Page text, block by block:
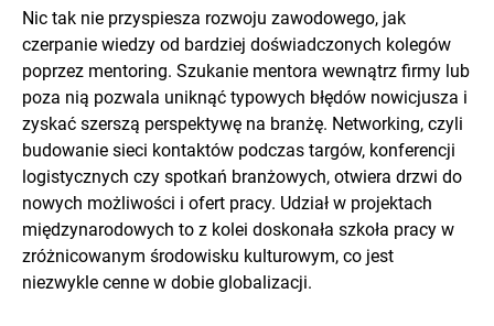
Nic tak nie przyspiesza rozwoju zawodowego, jak
czerpanie wiedzy od bardziej doświadczonych kolegów
poprzez mentoring. Szukanie mentora wewnątrz firmy lub
poza nią pozwala uniknąć typowych błędów nowicjusza i
zyskać szerszą perspektywę na branżę. Networking, czyli
budowanie sieci kontaktów podczas targów, konferencji
logistycznych czy spotkań branżowych, otwiera drzwi do
nowych możliwości i ofert pracy. Udział w projektach
międzynarodowych to z kolei doskonała szkoła pracy w
zróżnicowanym środowisku kulturowym, co jest
niezwykle cenne w dobie globalizacji.